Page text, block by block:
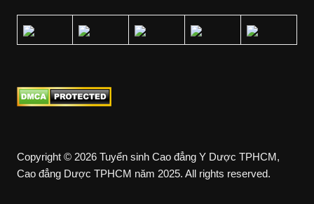
Copyright © 2026 Tuyển sinh Cao đẳng Y Dược TPHCM,
Cao đẳng Dược TPHCM năm 2025. All rights reserved.